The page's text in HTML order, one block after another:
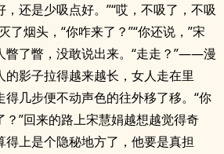
还是少吸点好。”“哎，不吸了，不吸
了烟头，“你咋来了？”“你还说，”宋
瞥了瞥，没敢说出来。“走走？”——漫
的影子拉得越来越长，女人走在里
几步便不动声色的往外移了移。“你
”回来的路上宋慧娟越想越觉得奇
上是个隐秘地方了，他要是真担